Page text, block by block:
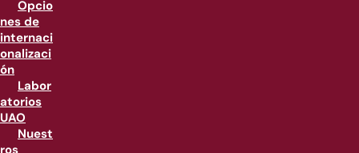
Opcio
nes de
internaci
onalizaci
ón
Labor
atorios
UAO
Nuest
ros